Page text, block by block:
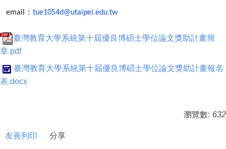
email ： tue1054d@utaipei.edu.tw
臺灣教育大學系統第十屆優良博碩士學位論文獎助計畫簡
章.pdf
臺灣教育大學系統第十屆優良博碩士學位論文獎助計畫報名
表.docx
瀏覽數: 632
友善列印 分享